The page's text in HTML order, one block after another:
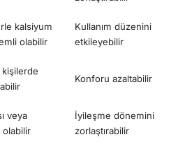
kalsiyum
olabilir
Kullanım düzenini
etkileyebilir
kişilerde
Konforu azaltabilir
veya
İyileşme dönemini
zorlaştırabilir